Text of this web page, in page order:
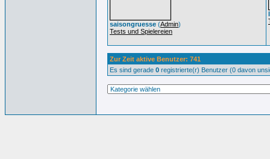
saisongruesse (Admin)
Tests und Spielereien
Zur Zeit aktive Benutzer: 741
Es sind gerade 0 registrierte(r) Benutzer (0 davon